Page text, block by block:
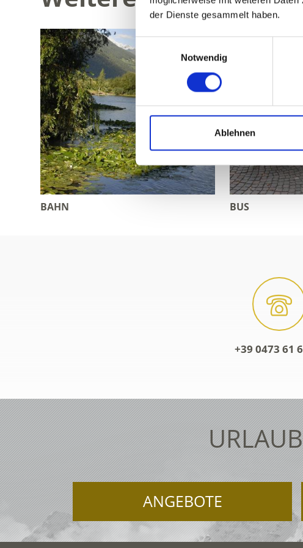
der Dienste gesammelt haben.
Notwendig
Ablehnen
BAHN BUS
+39 0473 61
ANGEBOTE